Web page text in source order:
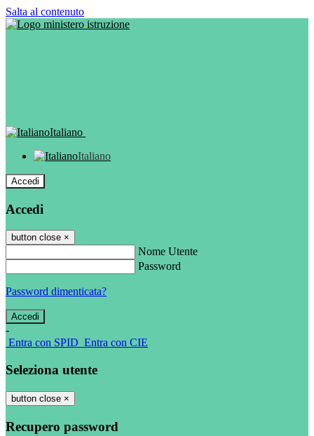
Salta al contenuto
Italiano
Italiano
Accedi
Accedi
button close ×
Nome Utente
Password
Password dimenticata?
-
Entra con SPID Entra con CIE
Seleziona utente
button close ×
Recupero password